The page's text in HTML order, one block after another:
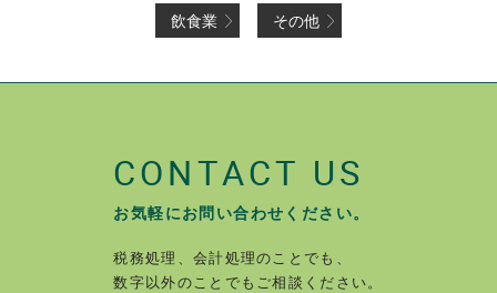
飲食業 その他
CONTACT US
お気軽にお問い合わせください。
税務処理、会計処理のことでも、
数字以外のことでもご相談ください。